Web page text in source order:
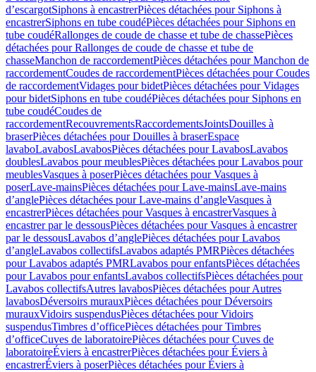
d’escargotSiphons à encastrerPièces détachées pour Siphons à
encastrerSiphons en tube coudéPièces détachées pour Siphons en
tube coudéRallonges de coude de chasse et tube de chassePièces
détachées pour Rallonges de coude de chasse et tube de
chasseManchon de raccordementPièces détachées pour Manchon de
raccordementCoudes de raccordementPièces détachées pour Coudes
de raccordementVidages pour bidetPièces détachées pour Vidages
pour bidetSiphons en tube coudéPièces détachées pour Siphons en
tube coudéCoudes de
raccordementRecouvrementsRaccordementsJointsDouilles à
braserPièces détachées pour Douilles à braserEspace
lavaboLavabosLavabosPièces détachées pour LavabosLavabos
doublesLavabos pour meublesPièces détachées pour Lavabos pour
meublesVasques à poserPièces détachées pour Vasques à
poserLave-mainsPièces détachées pour Lave-mainsLave-mains
d’anglePièces détachées pour Lave-mains d’angleVasques à
encastrerPièces détachées pour Vasques à encastrerVasques à
encastrer par le dessousPièces détachées pour Vasques à encastrer
par le dessousLavabos d’anglePièces détachées pour Lavabos
d’angleLavabos collectifsLavabos adaptés PMRPièces détachées
pour Lavabos adaptés PMRLavabos pour enfantsPièces détachées
pour Lavabos pour enfantsLavabos collectifsPièces détachées pour
Lavabos collectifsAutres lavabosPièces détachées pour Autres
lavabosDéversoirs murauxPièces détachées pour Déversoirs
murauxVidoirs suspendusPièces détachées pour Vidoirs
suspendusTimbres dʼofficePièces détachées pour Timbres
dʼofficeCuves de laboratoirePièces détachées pour Cuves de
laboratoireÉviers à encastrerPièces détachées pour Éviers à
encastrerÉviers à poserPièces détachées pour Éviers à